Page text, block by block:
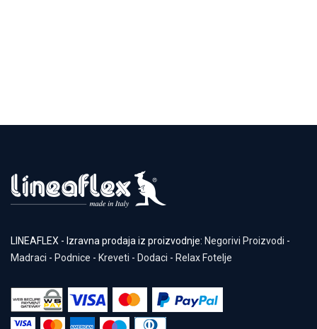
LINEAFLEX - Izravna prodaja iz proizvodnje: Negorivi Proizvodi -
Madraci - Podnice - Kreveti - Dodaci - Relax Fotelje